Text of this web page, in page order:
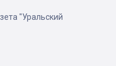
"Уральский